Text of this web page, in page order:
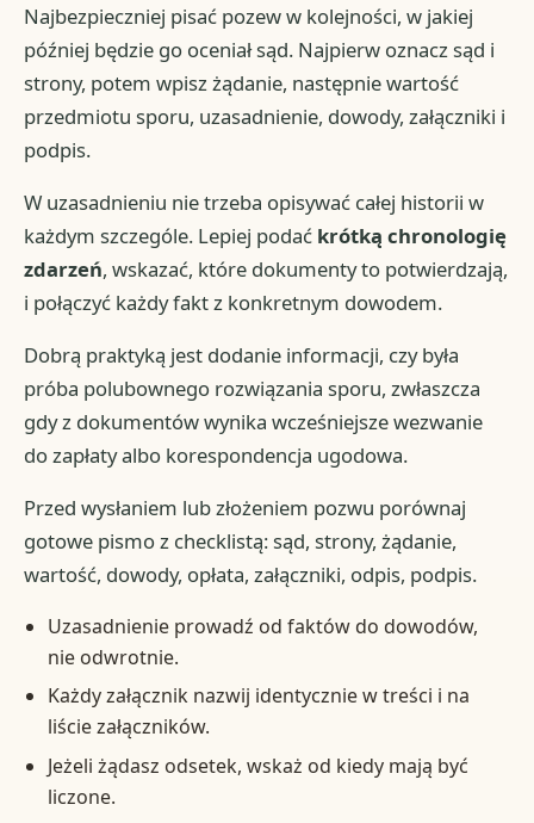
Najbezpieczniej pisać pozew w kolejności, w jakiej
później będzie go oceniał sąd. Najpierw oznacz sąd i
strony, potem wpisz żądanie, następnie wartość
przedmiotu sporu, uzasadnienie, dowody, załączniki i
podpis.
W uzasadnieniu nie trzeba opisywać całej historii w
każdym szczególe. Lepiej podać krótką chronologię
zdarzeń, wskazać, które dokumenty to potwierdzają,
i połączyć każdy fakt z konkretnym dowodem.
Dobrą praktyką jest dodanie informacji, czy była
próba polubownego rozwiązania sporu, zwłaszcza
gdy z dokumentów wynika wcześniejsze wezwanie
do zapłaty albo korespondencja ugodowa.
Przed wysłaniem lub złożeniem pozwu porównaj
gotowe pismo z checklistą: sąd, strony, żądanie,
wartość, dowody, opłata, załączniki, odpis, podpis.
Uzasadnienie prowadź od faktów do dowodów,
nie odwrotnie.
Każdy załącznik nazwij identycznie w treści i na
liście załączników.
Jeżeli żądasz odsetek, wskaż od kiedy mają być
liczone.